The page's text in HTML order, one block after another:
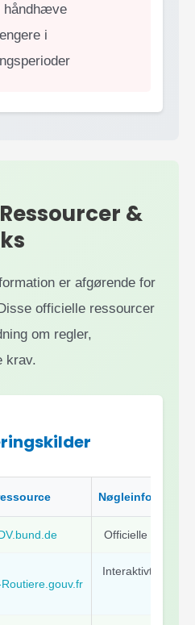
håndhæve
i
&
er afgørende for
officielle ressourcer
om regler,
krav.
Nøgleinformation
Officielle
Interaktivt